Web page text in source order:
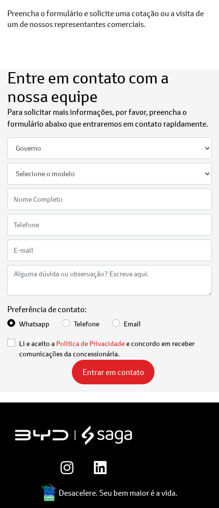
Preencha o formulário e solicite uma cotação ou a visita de
um de nossos representantes comerciais.
Entre em contato com a
nossa equipe
Para solicitar mais informações, por favor, preencha o
formulário abaixo que entraremos em contato rapidamente.
Preferência de contato:
Whatsapp Telefone Email
Li e aceito a Política de Privacidadee concordo em receber
comunicações da concessionária.
Entrar em contato
Desacelere. Seu bem maior é a vida.